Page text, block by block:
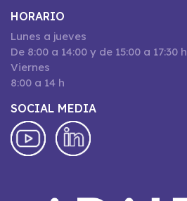
HORARIO
Lunes a jueves
De 8:00 a 14:00 y de 15:00 a 17:30 h
Viernes
8:00 a 14 h
SOCIAL MEDIA